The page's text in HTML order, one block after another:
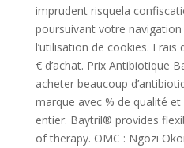
imprudent risquela
poursuivant votre
l’utilisation de cookies.
€ d’achat. Prix Antibiotique
acheter beaucoup
marque avec % de qualité
entier. Baytril® provides
of therapy. OMC : Ngozi